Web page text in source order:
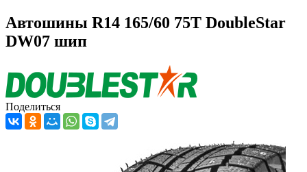
Автошины R14 165/60 75T DoubleStar
DW07 шип
Поделиться